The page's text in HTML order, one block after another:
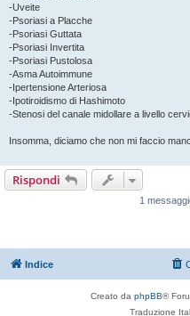
-Uveite
-Psoriasi a Placche
-Psoriasi Guttata
-Psoriasi Invertita
-Psoriasi Pustolosa
-Asma Autoimmune
-Ipertensione Arteriosa
-Ipotiroidismo di Hashimoto
-Stenosi del canale midollare a livello
Insomma, diciamo che non mi faccio
Rispondi
1
Indice
Creato da phpBB®
Traduzione